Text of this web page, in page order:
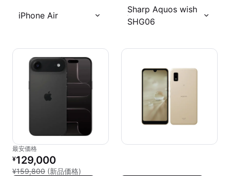
iPhone Air
Sharp Aquos wish
SHG06
最安価格
リファービッシュ品の価格：
¥129,000
¥159,800 (新品価格)